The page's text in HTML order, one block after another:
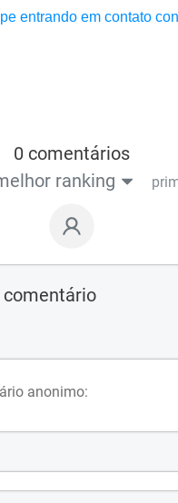
entrando em contato
0 comentários
ranking
anonimo: